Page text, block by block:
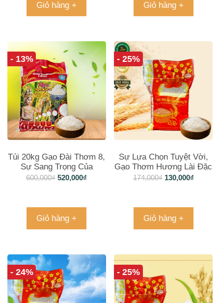
Giỏ hàng + Giỏ hàng +
- 13%
Túi 20kg Gạo Đài Thơm 8,
Sự Sang Trọng Của
Hương Thơm
600,000₫ 520,000₫
Giỏ hàng +
- 25%
Sự Lựa Chọn Tuyệt Vời,
Gạo Thơm Hương Lài Đặc
Sản Túi 5kg
174,000₫ 130,000₫
Giỏ hàng +
- 24% - 25%